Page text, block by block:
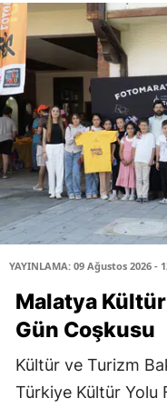
YAYINLAMA: 09 Ağustos 2026 -
Malatya
Gün Coşkusu
Kültür ve Turizm
Türkiye Kültür Yolu